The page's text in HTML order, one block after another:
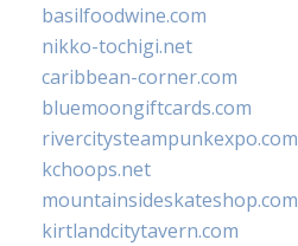
basilfoodwine.com
nikko-tochigi.net
caribbean-corner.com
bluemoongiftcards.com
rivercitysteampunkexpo.com
kchoops.net
mountainsideskateshop.com
kirtlandcitytavern.com